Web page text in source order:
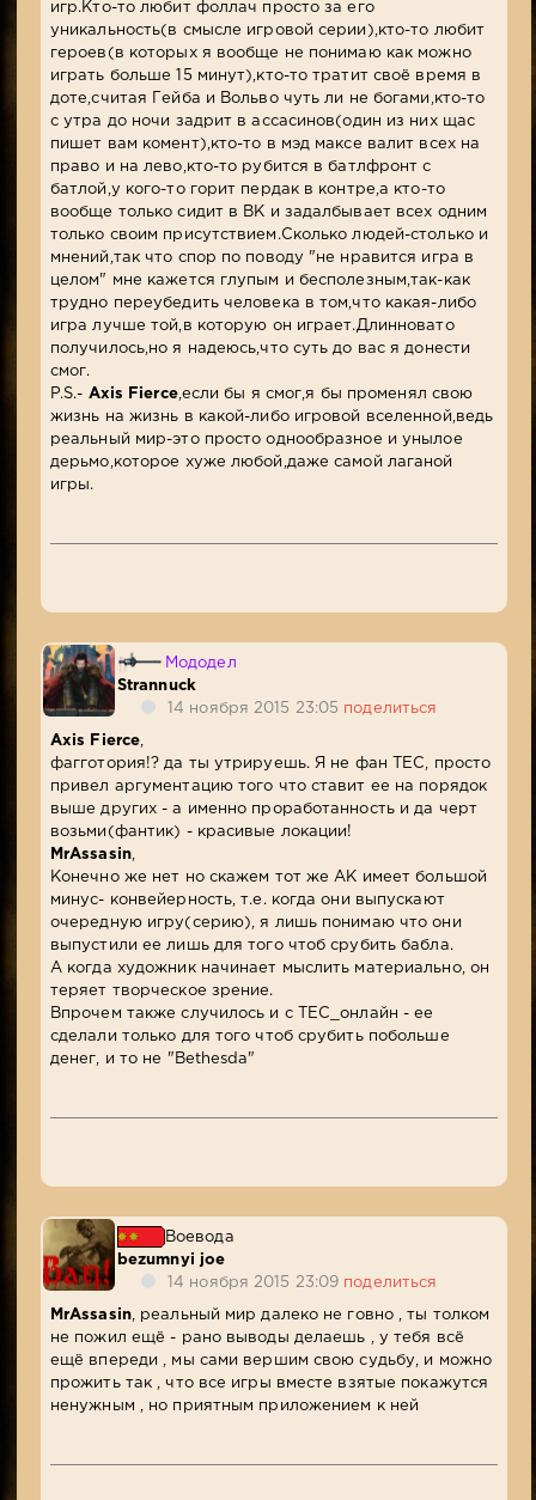
игр.Кто-то любит фоллач просто за его
уникальность(в смысле игровой серии),кто-то любит
героев(в которых я вообще не понимаю как можно
играть больше 15 минут),кто-то тратит своё время в
доте,считая Гейба и Вольво чуть ли не богами,кто-то
с утра до ночи задрит в ассасинов(один из них щас
пишет вам комент),кто-то в мэд максе валит всех на
право и на лево,кто-то рубится в батлфронт с
батлой,у кого-то горит пердак в контре,а кто-то
вообще только сидит в ВК и задалбывает всех одним
только своим присутствием.Сколько людей-столько и
мнений,так что спор по поводу "не нравится игра в
целом" мне кажется глупым и бесполезным,так-как
трудно переубедить человека в том,что какая-либо
игра лучше той,в которую он играет.Длинновато
получилось,но я надеюсь,что суть до вас я донести
смог.
P.S.- Axis Fierce,если бы я смог,я бы променял свою
жизнь на жизнь в какой-либо игровой вселенной,ведь
реальный мир-это просто однообразное и унылое
дерьмо,которое хуже любой,даже самой лаганой
игры.
Мододел
Strannuck
14 ноября 2015 23:05 поделиться
Axis Fierce
фагготория!? да ты утрируешь. Я не фан ТЕС, просто
привел аргументацию того что ставит ее на порядок
выше других - а именно проработанность и да черт
возьми(фантик) - красивые локации!
MrAssasin,
Конечно же нет но скажем тот же АК имеет большой
минус- конвейерность, т.е. когда они выпускают
очередную игру(серию), я лишь понимаю что они
выпустили ее лишь для того чтоб срубить бабла.
А когда художник начинает мыслить материально, он
теряет творческое зрение.
Впрочем также случилось и с ТЕС_онлайн - ее
сделали только для того чтоб срубить побольше
денег, и то не "Bethesda"
Воевода
bezumnyi joe
14 ноября 2015 23:09 поделиться
MrAssasin, реальный мир далеко не говно , ты толком
не пожил ещё - рано выводы делаешь , у тебя всё
ещё впереди , мы сами вершим свою судьбу, и можно
прожить так , что все игры вместе взятые покажутся
ненужным , но приятным приложением к ней